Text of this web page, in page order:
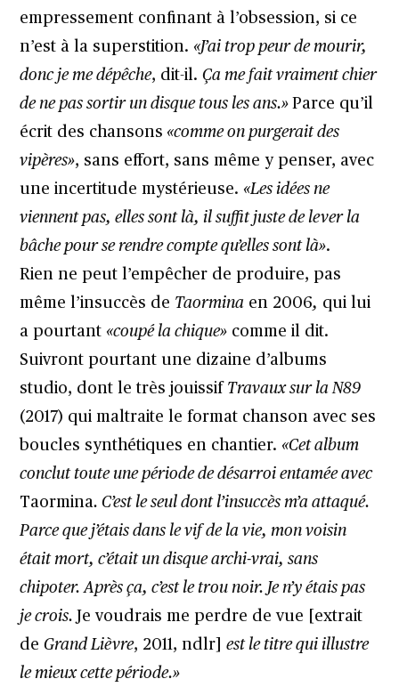
empressement confinant à l’obsession, si ce
n’est à la superstition. «J’ai trop peur de mourir,
donc je me dépêche, dit-il.Ça me fait vraiment chier
de ne pas sortir un disque tous les ans.» Parce qu’il
écrit des chansons «comme on purgerait des
vipères», sans effort, sans même y penser, avec
une incertitude mystérieuse. «Les idées ne
viennent pas, elles sont là, il suffit juste de lever la
bâche pour se rendre compte qu’elles sont là».
Rien ne peut l’empêcher de produire, pas
même l’insuccès de Taormina en 2006, qui lui
a pourtant «coupé la chique» comme il dit.
Suivront pourtant une dizaine d’albums
studio, dont le très jouissif Travaux sur la N89
(2017) qui maltraite le format chanson avec ses
boucles synthétiques en chantier. «Cet album
conclut toute une période de désarroi entamée avec
Taormina. C’est le seul dont l’insuccès m’a attaqué.
Parce que j’étais dans le vif de la vie, mon voisin
était mort, c’était un disque archi-vrai, sans
chipoter. Après ça, c’est le trou noir. Je n’y étais pas
je crois.
Je voudrais me perdre de vue [extrait
deGrand Lièvre, 2011, ndlr]est le titre qui illustre
le mieux cette période.»